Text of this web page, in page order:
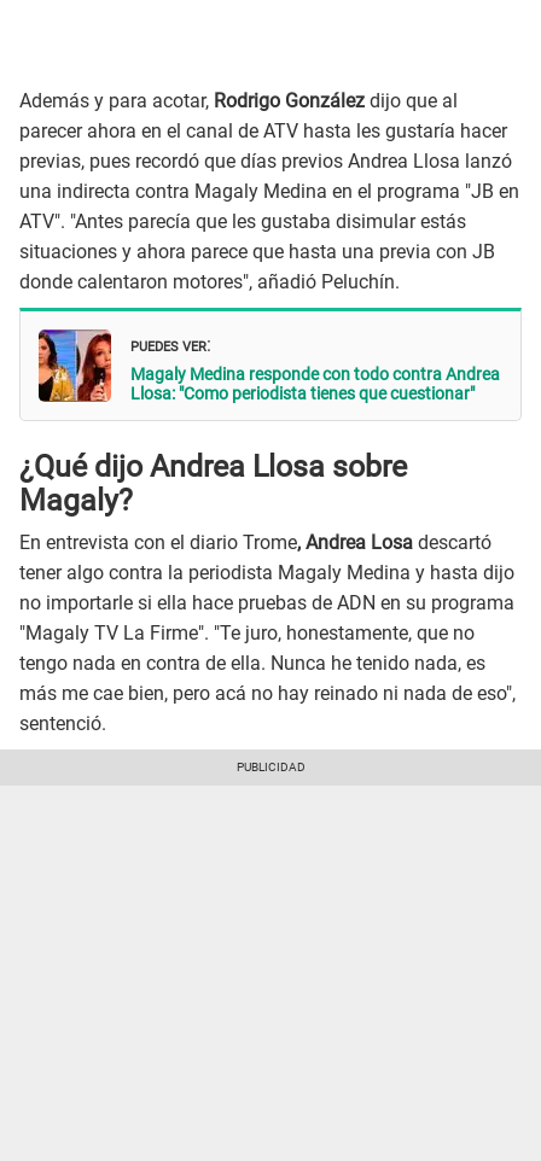
Además y para acotar, Rodrigo González dijo que al
parecer ahora en el canal de ATV hasta les gustaría hacer
previas, pues recordó que días previos Andrea Llosa lanzó
una indirecta contra Magaly Medina en el programa "JB en
ATV". "Antes parecía que les gustaba disimular estás
situaciones y ahora parece que hasta una previa con JB
donde calentaron motores", añadió Peluchín.
PUEDES VER:
Magaly Medina responde con todo contra Andrea
Llosa: "Como periodista tienes que cuestionar"
¿Qué dijo Andrea Llosa sobre
Magaly?
En entrevista con el diario Trome, Andrea Losa descartó
tener algo contra la periodista Magaly Medina y hasta dijo
no importarle si ella hace pruebas de ADN en su programa
"Magaly TV La Firme". "Te juro, honestamente, que no
tengo nada en contra de ella. Nunca he tenido nada, es
más me cae bien, pero acá no hay reinado ni nada de eso",
sentenció.